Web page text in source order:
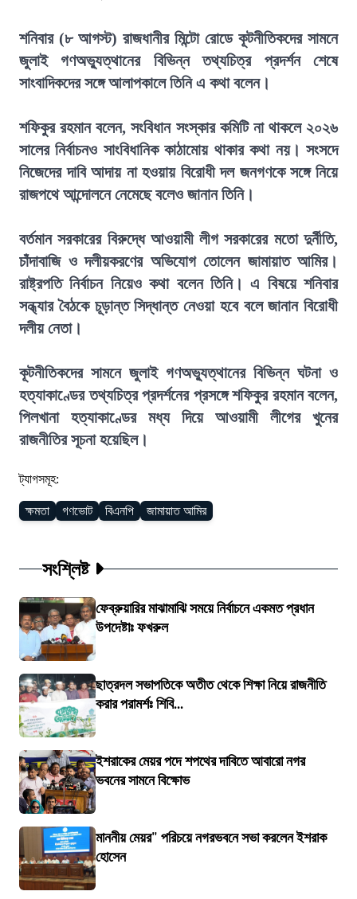
শনিবার (৮ আগস্ট) রাজধানীর মিন্টো রোডে কূটনীতিকদের সামনে
জুলাই গণঅভ্যুত্থানের বিভিন্ন তথ্যচিত্র প্রদর্শন শেষে
সাংবাদিকদের সঙ্গে আলাপকালে তিনি এ কথা বলেন।
শফিকুর রহমান বলেন, সংবিধান সংস্কার কমিটি না থাকলে ২০২৬
সালের নির্বাচনও সাংবিধানিক কাঠামোয় থাকার কথা নয়। সংসদে
নিজেদের দাবি আদায় না হওয়ায় বিরোধী দল জনগণকে সঙ্গে নিয়ে
রাজপথে আন্দোলনে নেমেছে বলেও জানান তিনি।
বর্তমান সরকারের বিরুদ্ধে আওয়ামী লীগ সরকারের মতো দুর্নীতি,
চাঁদাবাজি ও দলীয়করণের অভিযোগ তোলেন জামায়াত আমির।
রাষ্ট্রপতি নির্বাচন নিয়েও কথা বলেন তিনি। এ বিষয়ে শনিবার
সন্ধ্যার বৈঠকে চূড়ান্ত সিদ্ধান্ত নেওয়া হবে বলে জানান বিরোধী
দলীয় নেতা।
কূটনীতিকদের সামনে জুলাই গণঅভ্যুত্থানের বিভিন্ন ঘটনা ও
হত্যাকাণ্ডের তথ্যচিত্র প্রদর্শনের প্রসঙ্গে শফিকুর রহমান বলেন,
পিলখানা হত্যাকাণ্ডের মধ্য দিয়ে আওয়ামী লীগের খুনের
রাজনীতির সূচনা হয়েছিল।
ট্যাগসমূহ:
ক্ষমতা গণভোট বিএনপি জামায়াত আমির
সংশ্লিষ্ট
ফেব্রুয়ারির মাঝামাঝি সময়ে নির্বাচনে একমত প্রধান
উপদেষ্টাঃ ফখরুল
ছাত্রদল সভাপতিকে অতীত থেকে শিক্ষা নিয়ে রাজনীতি
করার পরামর্শঃ শিবি...
ইশরাকের মেয়র পদে শপথের দাবিতে আবারো নগর
ভবনের সামনে বিক্ষোভ
মাননীয় মেয়র" পরিচয়ে নগরভবনে সভা করলেন ইশরাক
হোসেন